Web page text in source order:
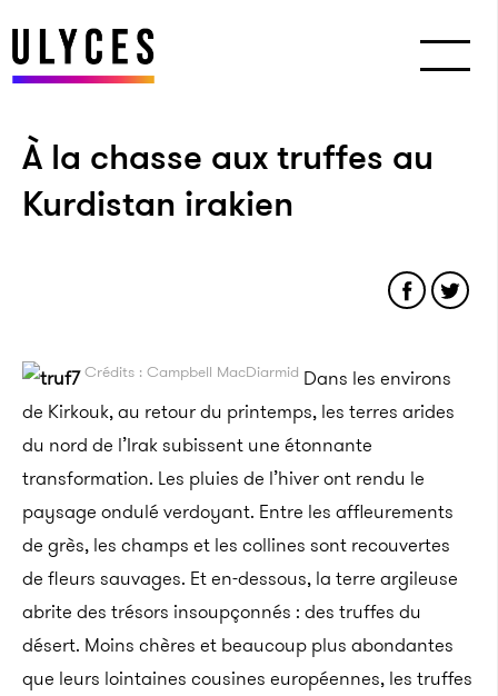
À la chasse aux truffes au
Kurdistan irakien
Crédits : Campbell MacDiarmid Dans les environs
de Kirkouk, au retour du printemps, les terres arides
du nord de l’Irak subissent une étonnante
transformation. Les pluies de l’hiver ont rendu le
paysage ondulé verdoyant. Entre les affleurements
de grès, les champs et les collines sont recouvertes
de fleurs sauvages. Et en-dessous, la terre argileuse
abrite des trésors insoupçonnés : des truffes du
désert. Moins chères et beaucoup plus abondantes
que leurs lointaines cousines européennes, les truffes